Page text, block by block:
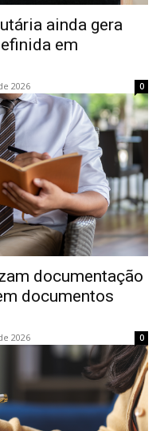
ainda gera
em
2026 0
documentação
documentos
2026 0